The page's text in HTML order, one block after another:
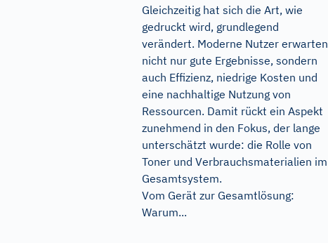
Gleichzeitig hat sich die Art, wie
gedruckt wird, grundlegend
verändert. Moderne Nutzer erwarten
nicht nur gute Ergebnisse, sondern
auch Effizienz, niedrige Kosten und
eine nachhaltige Nutzung von
Ressourcen. Damit rückt ein Aspekt
zunehmend in den Fokus, der lange
unterschätzt wurde: die Rolle von
Toner und Verbrauchsmaterialien im
Gesamtsystem.
Vom Gerät zur Gesamtlösung:
Warum...